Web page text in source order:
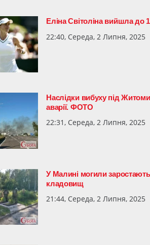
Еліна Світоліна вийшла до
22:40, Середа, 2 Липня, 2025
Наслідки вибуху під
аварії. ФОТО
22:31, Середа, 2 Липня, 2025
У Малині могили
кладовищ
21:44, Середа, 2 Липня, 2025